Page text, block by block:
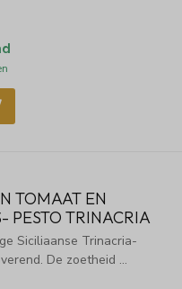
TOMAAT EN
PESTO TRINACRIA
Siciliaanse Trinacria-
De zoetheid ...